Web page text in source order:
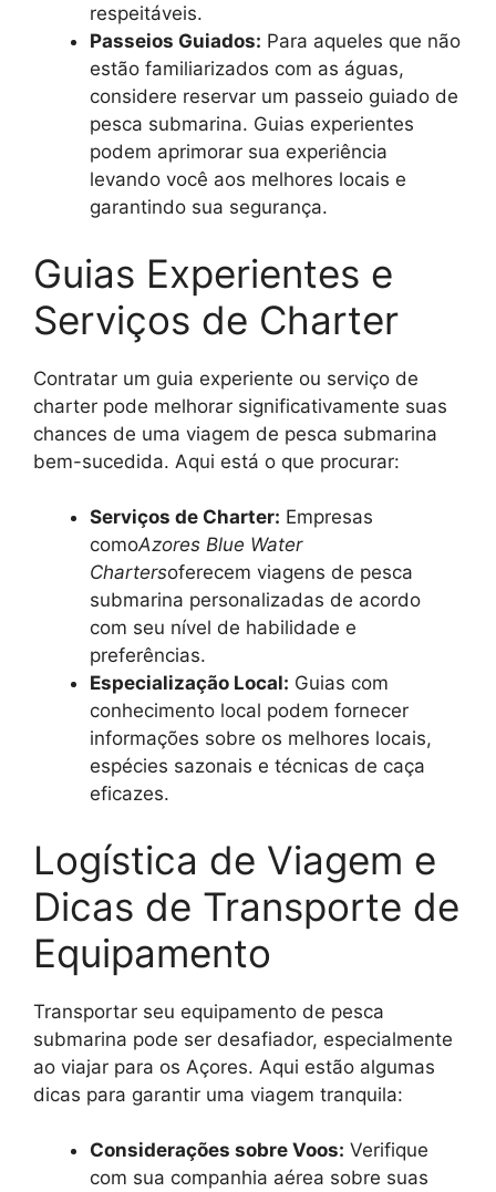
respeitáveis.
Passeios Guiados: Para aqueles que não
estão familiarizados com as águas,
considere reservar um passeio guiado de
pesca submarina. Guias experientes
podem aprimorar sua experiência
levando você aos melhores locais e
garantindo sua segurança.
Guias Experientes e
Serviços de Charter
Contratar um guia experiente ou serviço de
charter pode melhorar significativamente suas
chances de uma viagem de pesca submarina
bem-sucedida. Aqui está o que procurar:
Serviços de Charter: Empresas
comoAzores Blue Water
Chartersoferecem viagens de pesca
submarina personalizadas de acordo
com seu nível de habilidade e
preferências.
Especialização Local: Guias com
conhecimento local podem fornecer
informações sobre os melhores locais,
espécies sazonais e técnicas de caça
eficazes.
Logística de Viagem e
Dicas de Transporte de
Equipamento
Transportar seu equipamento de pesca
submarina pode ser desafiador, especialmente
ao viajar para os Açores. Aqui estão algumas
dicas para garantir uma viagem tranquila:
Considerações sobre Voos: Verifique
com sua companhia aérea sobre suas